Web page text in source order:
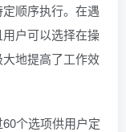
顺序执行。在遇
户可以选择在操
地提高了工作效
个选项供用户定